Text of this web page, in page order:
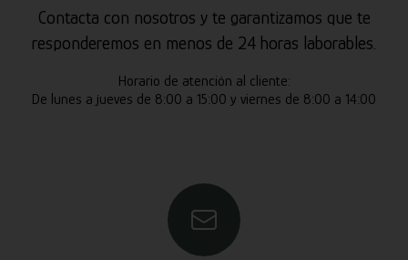
Contacta con nosotros y te garantizamos que te
responderemos en menos de 24 horas laborables.
Horario de atención al cliente:
De lunes a jueves de 8:00 a 15:00 y viernes de 8:00 a 14:00